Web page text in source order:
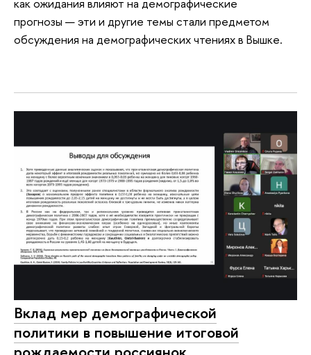
как ожидания влияют на демографические
прогнозы — эти и другие темы стали предметом
обсуждения на демографических чтениях в Вышке.
Вклад мер демографической
политики в повышение итоговой